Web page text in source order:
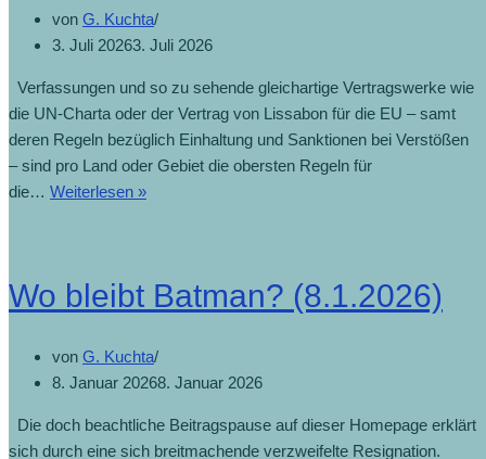
von G. Kuchta
3. Juli 20263. Juli 2026
Verfassungen und so zu sehende gleichartige Vertragswerke wie
die UN-Charta oder der Vertrag von Lissabon für die EU – samt
deren Regeln bezüglich Einhaltung und Sanktionen bei Verstößen
– sind pro Land oder Gebiet die obersten Regeln für
die… Weiterlesen »
Wo bleibt Batman? (8.1.2026)
von G. Kuchta
8. Januar 20268. Januar 2026
Die doch beachtliche Beitragspause auf dieser Homepage erklärt
sich durch eine sich breitmachende verzweifelte Resignation.